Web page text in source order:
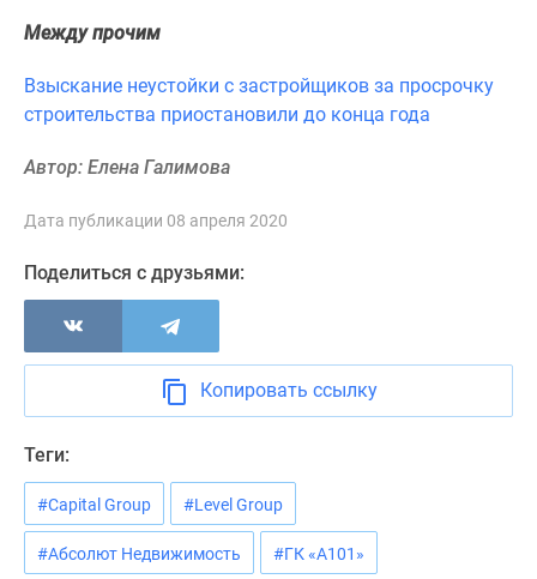
Аналитика
рынка
Экспертиза
новостроек
проекте
Контакты
Реклама
сайте
Дзен
Машино-
места
Апартаменты
Между прочим
Взыскание неустойки с застройщиков за просрочку
строительства приостановили до конца года
Автор: Елена Галимова
Дата публикации 08 апреля 2020
Поделиться с друзьями:
Копировать ссылку
Теги:
#Capital Group #Level Group
#Абсолют Недвижимость #ГК «А101»